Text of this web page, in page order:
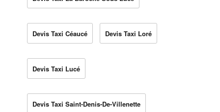
Devis Taxi Céaucé Devis Taxi Loré
Devis Taxi Lucé
Devis Taxi Saint-Denis-De-Villenette